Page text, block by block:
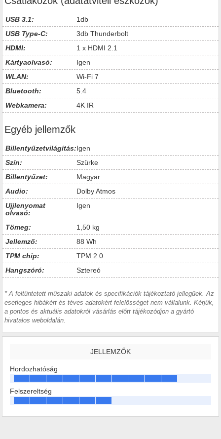
USB 3.1:
1db
USB Type-C:
3db Thunderbolt
HDMI:
1 x HDMI 2.1
Kártyaolvasó:
Igen
WLAN:
Wi-Fi 7
Bluetooth:
5.4
Webkamera:
4K IR
Egyéb jellemzők
Billentyűzetvilágítás:Igen
Szín:
Szürke
Billentyűzet:
Magyar
Audio:
Dolby Atmos
Ujjlenyomat
olvasó:
Igen
Tömeg:
1,50 kg
Jellemző:
88 Wh
TPM chip:
TPM 2.0
Hangszóró:
Sztereó
* A feltüntetett műszaki adatok és specifikációk tájékoztató jellegűek. Az
esetleges hibákért és téves adatokért felelősséget nem vállalunk. Kérjük,
a pontos és aktuális adatokról vásárlás előtt tájékozódjon a gyártó
hivatalos weboldalán.
JELLEMZŐK
Hordozhatóság
Felszereltség